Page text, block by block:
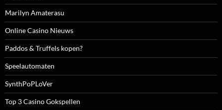
Marilyn Amaterasu
Online Casino Nieuws
Paddos & Truffels kopen?
Speelautomaten
SynthPoPLoVer
Top 3 Casino Gokspellen